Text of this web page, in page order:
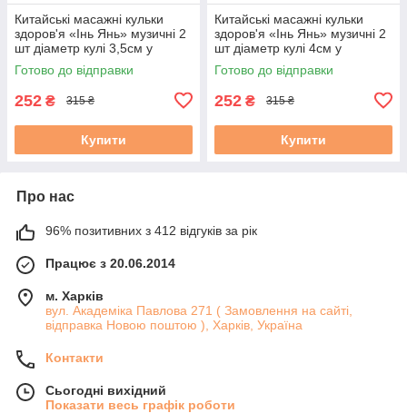
Китайські масажні кульки
здоров'я «Інь Янь» музичні 2
шт діаметр кулі 3,5см у
скриньці червоні
Готово до відправки
252 ₴ 315 ₴
Купити
Китайські масажні кульки
здоров'я «Інь Янь» музичні 2
шт діаметр кулі 4см у
скриньці червоні
Готово до відправки
252 ₴ 315 ₴
Купити
Про нас
96% позитивних з 412 відгуків за рік
Працює з 20.06.2014
м. Харків
вул. Академіка Павлова 271 ( Замовлення на сайті,
відправка Новою поштою ), Харків, Україна
Контакти
Сьогодні вихідний
Показати весь графік роботи